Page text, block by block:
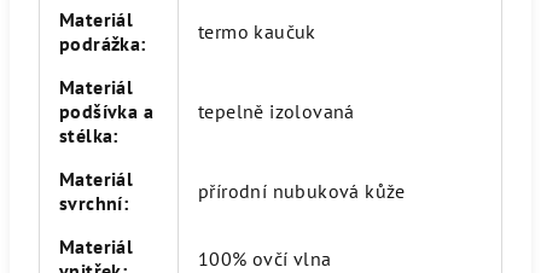
Materiál
podrážka: termo kaučuk
Materiál
podšívka a
stélka:
tepelně izolovaná
Materiál
svrchní: přírodní nubuková kůže
Materiál
100% ovčí vlna